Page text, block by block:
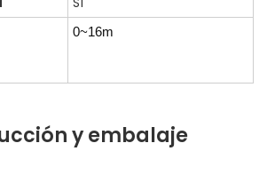
0~16m
y embalaje